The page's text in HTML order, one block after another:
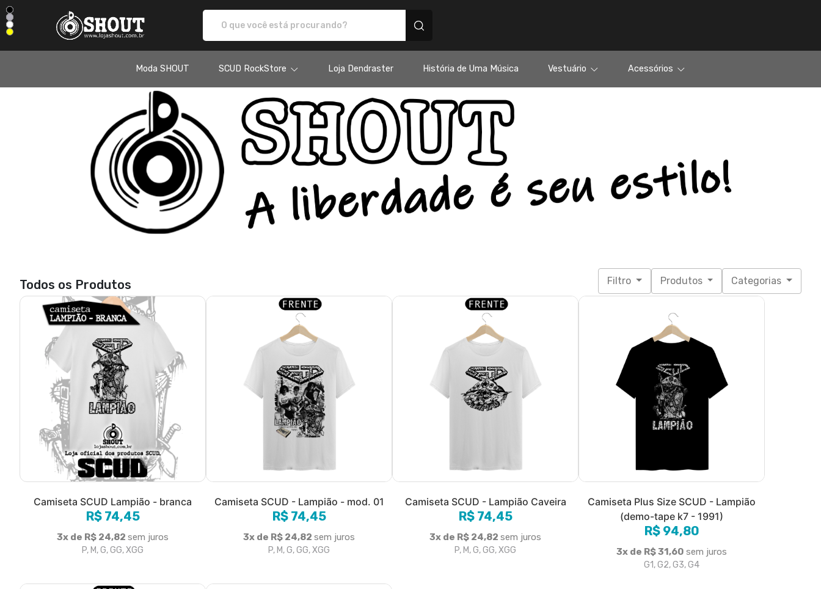
Moda SHOUT SCUD RockStore Loja Dendraster História de Uma Música Vestuário Acessórios
Todos os Produtos Filtro Produtos Categorias
Camiseta SCUD Lampião - branca
R$ 74,45
3x de R$ 24,82 sem juros
P, M, G, GG, XGG
Camiseta SCUD - Lampião - mod. 01
R$ 74,45
3x de R$ 24,82 sem juros
P, M, G, GG, XGG
Camiseta SCUD - Lampião Caveira
R$ 74,45
3x de R$ 24,82 sem juros
P, M, G, GG, XGG
Camiseta Plus Size SCUD - Lampião
(demo-tape k7 - 1991)
R$ 94,80
3x de R$ 31,60 sem juros
G1, G2, G3, G4